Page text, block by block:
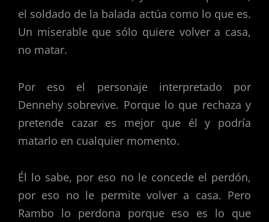
el soldado de la balada actúa como lo que es.
Un miserable que sólo quiere volver a casa,
no matar.
Por eso el personaje interpretado por
Dennehy sobrevive. Porque lo que rechaza y
pretende cazar es mejor que él y podría
matarlo en cualquier momento.
Él lo sabe, por eso no le concede el perdón,
por eso no le permite volver a casa. Pero
Rambo lo perdona porque eso es lo que